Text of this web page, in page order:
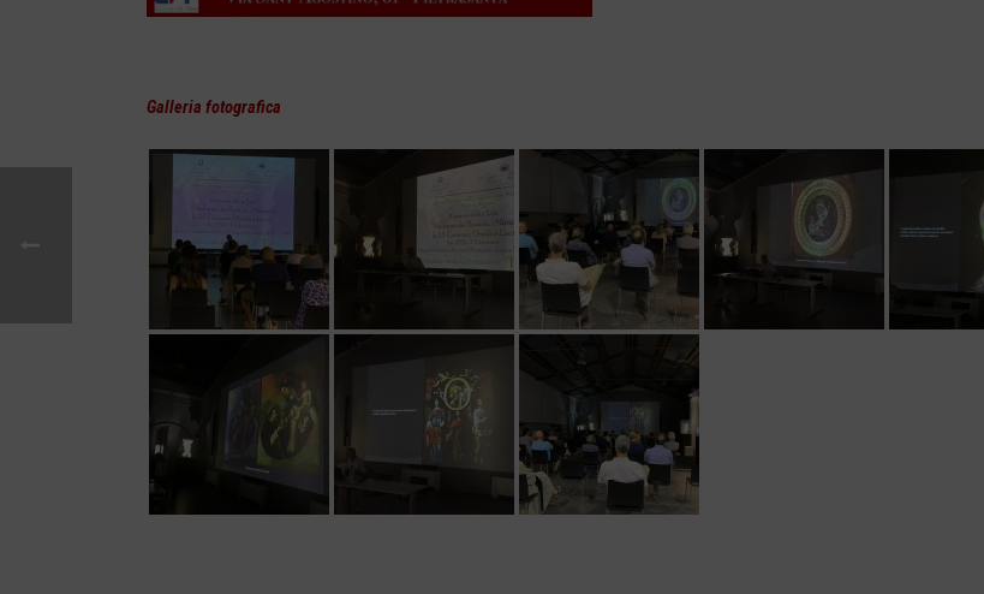
Galleria fotografica